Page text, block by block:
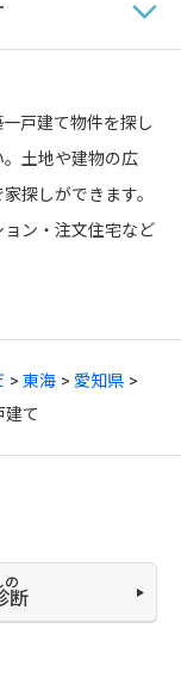
東海
愛知県
建て
戸建て物件を探し
土地や建物の広
探しができます。
ン・注文住宅など
の
断